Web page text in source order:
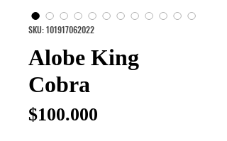
SKU: 101917062022
Alobe King
Cobra
$100.000